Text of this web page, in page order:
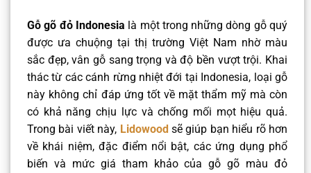
Gỗ gõ đỏ Indonesia là một trong những dòng gỗ quý
được ưa chuộng tại thị trường Việt Nam nhờ màu
sắc đẹp, vân gỗ sang trọng và độ bền vượt trội. Khai
thác từ các cánh rừng nhiệt đới tại Indonesia, loại gỗ
này không chỉ đáp ứng tốt về mặt thẩm mỹ mà còn
có khả năng chịu lực và chống mối mọt hiệu quả.
Trong bài viết này, Lidowoodsẽ giúp bạn hiểu rõ hơn
về khái niệm, đặc điểm nổi bật, các ứng dụng phổ
biến và mức giá tham khảo của gỗ gõ màu đỏ